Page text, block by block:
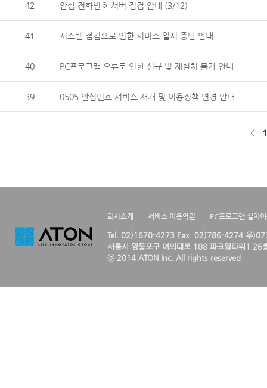
42 안심 전화번호 서버 점검 안내 (3/12)
41 시스템 점검으로 인한 서비스 일시 중단 안내
40 PC프로그램 오류로 인한 신규 및 재설치 불가 안내
39 0505 안심번호 서비스 재개 및 이용정책 변경 안내
< 1
회사소개 서비스 이용약관 PC프로그램 설치
Tel. 02)1670-4273 Fax. 02)786-4274 우
서울시 영등포구 여의대로 108 파크원타워1 26
ⓒ 2014 ATON Inc. All rights reserved